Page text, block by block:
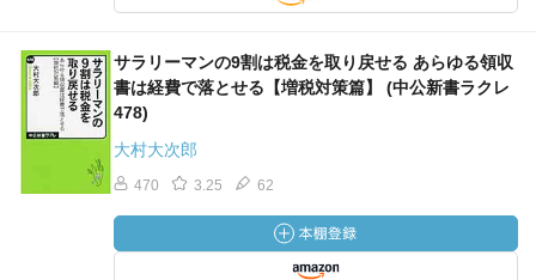
サラリーマンの9割は税金を取り戻せる あらゆる領収
書は経費で落とせる【増税対策篇】 (中公新書ラクレ
478)
大村大次郎
470 3.25 62